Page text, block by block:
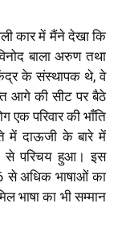
कार में मैंने देखा कि
बाला अरुण तथा
केंद्र के संस्थापक थे, वे
आगे की सीट पर बैठे
परिवार की भाँति
में दाऊजी के बारे में
से परिचय हुआ। इस
से अधिक भाषाओं का
भाषा का भी सम्मान